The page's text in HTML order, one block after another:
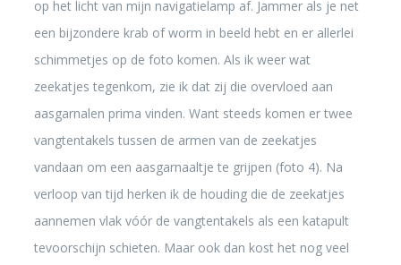
op het licht van mijn navigatielamp af. Jammer als je net
een bijzondere krab of worm in beeld hebt en er allerlei
schimmetjes op de foto komen. Als ik weer wat
zeekatjes tegenkom, zie ik dat zij die overvloed aan
aasgarnalen prima vinden. Want steeds komen er twee
vangtentakels tussen de armen van de zeekatjes
vandaan om een aasgarnaaltje te grijpen (foto 4). Na
verloop van tijd herken ik de houding die de zeekatjes
aannemen vlak vóór de vangtentakels als een katapult
tevoorschijn schieten. Maar ook dan kost het nog veel